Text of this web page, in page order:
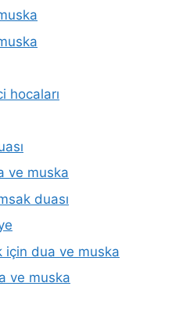
hocaları
ve muska
duası
için dua ve muska
ve muska